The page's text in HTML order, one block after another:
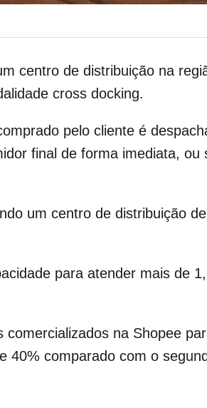
centro de distribuição na
cross docking.
pelo cliente é
final de forma imediata, ou
um centro de distribuição
para atender mais de
na Shopee
comparado com o